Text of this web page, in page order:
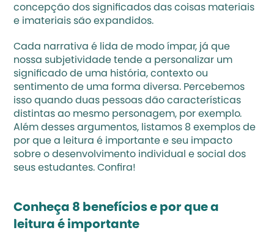
concepção dos significados das coisas materiais
e imateriais são expandidos.
Cada narrativa é lida de modo ímpar, já que
nossa subjetividade tende a personalizar um
significado de uma história, contexto ou
sentimento de uma forma diversa. Percebemos
isso quando duas pessoas dão características
distintas ao mesmo personagem, por exemplo.
Além desses argumentos, listamos 8 exemplos de
por que a leitura é importante e seu impacto
sobre o desenvolvimento individual e social dos
seus estudantes. Confira!
Conheça 8 benefícios e por que a
leitura é importante